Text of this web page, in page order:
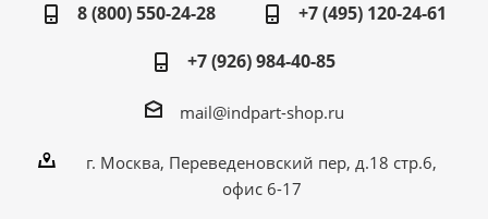
8 (800) 550-24-28
+7 (495) 120-24-61
+7 (926) 984-40-85
mail@indpart-shop.ru
г. Москва, Переведеновский пер, д.18 стр.6,
офис 6-17